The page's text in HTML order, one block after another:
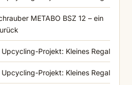
METABO BSZ 12 – ein
Upcycling-Projekt: Kleines Regal
Upcycling-Projekt: Kleines Regal